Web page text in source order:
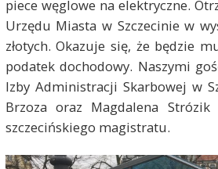
piece węglowe na elektryczne.
Urzędu Miasta w Szczecinie w
złotych. Okazuje się, że będzie
podatek dochodowy. Naszymi
Izby Administracji Skarbowej w
Brzoza oraz Magdalena
szczecińskiego magistratu.